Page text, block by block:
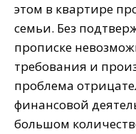
этом в квартире
семьи. Без
прописке
требования и
проблема
финансовой
большом